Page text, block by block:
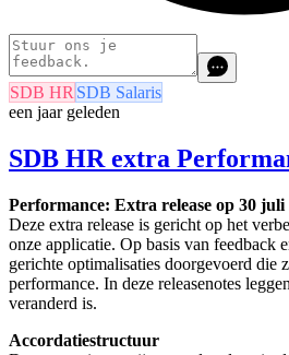
SDB HR SDB Salaris
een jaar geleden
SDB HR extra
Performance: Extra release op 30 juli
Deze extra release is gericht op het
onze applicatie. Op basis van feedback
gerichte optimalisaties doorgevoerd die
performance. In deze releasenotes
veranderd is.
Accordatiestructuur